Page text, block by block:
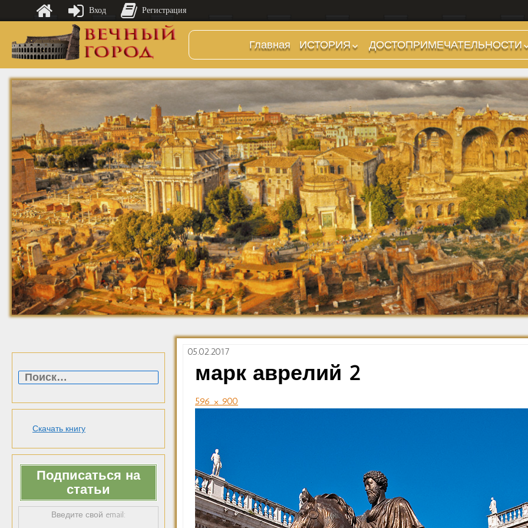
Главная
ИСТОРИЯ
Предыстория
Царский период
(753-509 гг до н.э.)
Ранняя Республика
(509-265 гг до н.э.)
Поздняя Республика
(264-27 гг до н.э.)
Империя. Принципат
(27 г до н.э. — 284 г
н.э.)
Империя. Доминат
(284-476 гг)
Темные Века. Готы
Темные Века.
Экзархат
Средневековье
Возрождение и
Барокко
ДОСТОПРИМЕЧАТЕЛЬНОСТИ
Холмы и остров.
Районы
Форумы, Площади,
Дороги
Стадионы, Термы
Музеи
Дохристианские
храмы
Христианские храмы,
базилики etc.
Дворцы
Арки, колонны и
обелиски
Фонтаны
Скачать книгу
Подписаться на
статьи
Введите свой email:
05.02.2017
марк аврелий 2
596 × 900
Вход Регистрация